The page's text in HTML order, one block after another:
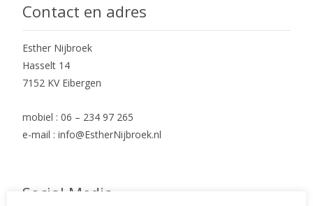
Contact en adres
Esther Nijbroek
Hasselt 14
7152 KV Eibergen
mobiel : 06 – 234 97 265
e-mail : info@EstherNijbroek.nl
Social Media